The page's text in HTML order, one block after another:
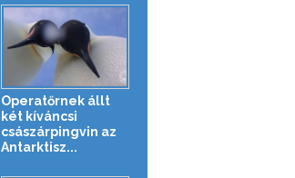
Operatőrnek állt
két kíváncsi
császárpingvin az
Antarktisz...